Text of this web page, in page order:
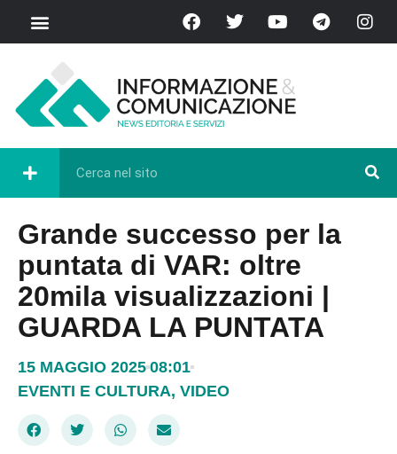
Grande successo per la
puntata di VAR: oltre
20mila visualizzazioni |
GUARDA LA PUNTATA
15 MAGGIO 2025 08:01
EVENTI E CULTURA, VIDEO